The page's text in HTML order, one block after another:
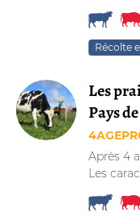
Récolte
Les
Pays
Après 4
Les